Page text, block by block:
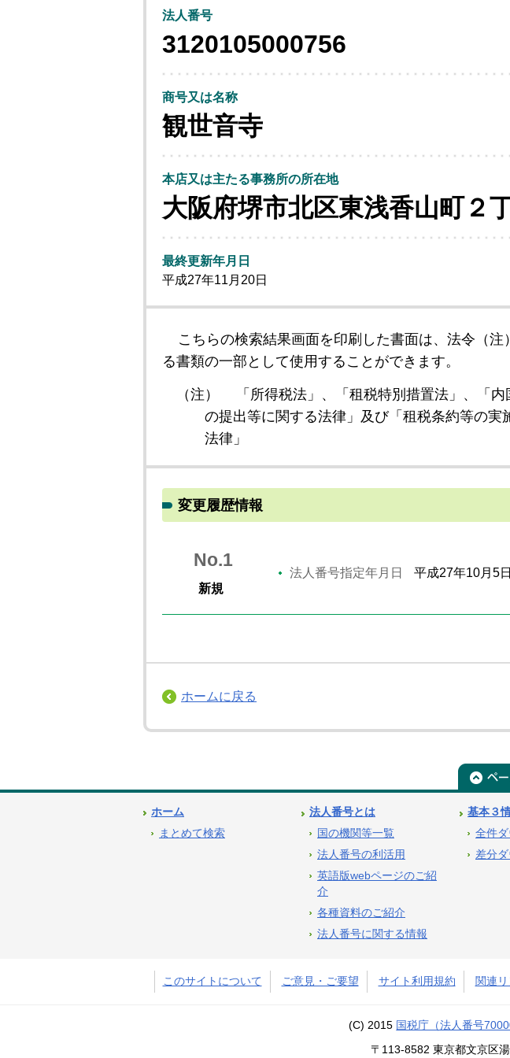
法人番号
3120105000756
商号又は名称
観世音寺
本店又は主たる事務所の所在地
大阪府堺市北区東浅香山町２
最終更新年月日
平成27年11月20日
こちらの検索結果画面を印刷した書面は、法令（
る書類の一部として使用することができます。
（注）
「所得税法」、「租税特別措置法」、「
の提出等に関する法律」及び「租税条約等の
法律」
変更履歴情報
No.1
新規
法人番号指定年月日 平成27年10月5日
ホームに戻る
ホーム
まとめて検索
法人番号とは
国の機関等一覧
法人番号の利活用
英語版webページのご紹
介
各種資料のご紹介
法人番号に関する情報
基本３
全件
差分
このサイトについて ご意見・ご要望 サイト利用規約 関連リ
(C) 2015 国税庁（法人番号
〒113-8582 東京都文京区